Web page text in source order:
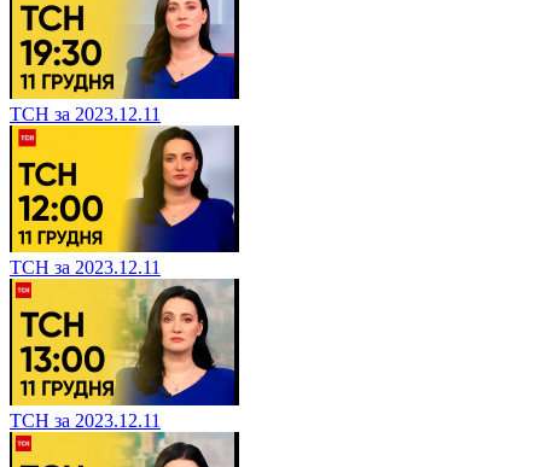
ТСН за 2023.12.11
ТСН за 2023.12.11
ТСН за 2023.12.11